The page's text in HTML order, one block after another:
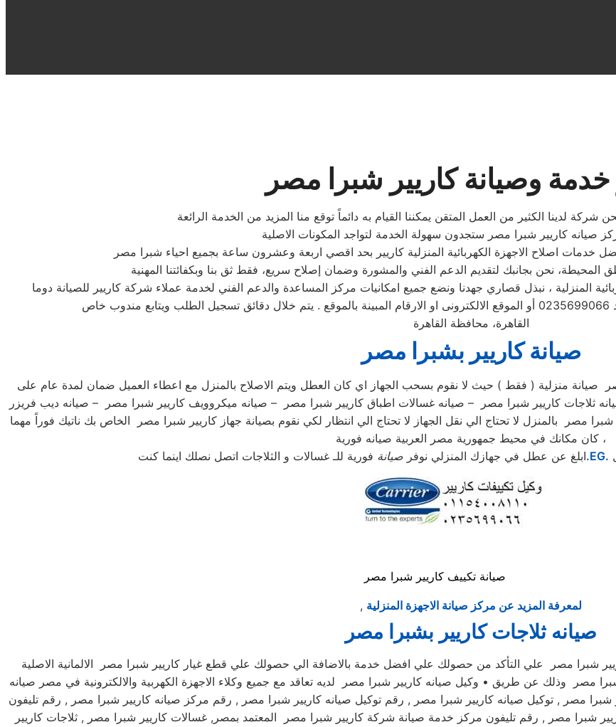
وصيانة كاريير شبرا مصر
لدينا الكثير من العمل المتقن يمكننا القيام به دائماً توقع منا المزيد من الخدمة الرائعة
القاهرة، محافظة القاهرة
صيانة كاريير بشبرا مصر
صيانة منزلية ( فقط ) حيث لا نقوم بسحب الجهاز اي كان العطل ويتم الاصلاح بالمنزل مع اعطاء العميل ضمان لمدة عام على
ثلاجات كاريير شبرا مصر – صيانه غسالات اطباق كاريير شبرا مصر – صيانه ميكروويف كاريير شبرا مصر – صيانه ديب فريزر
مصر بالمنزل لا تحتاج الي نقل الجهاز لا تحتاج الي انتظار لكي نقوم بصيانة جهاز كاريير شبرا مصر الخاص بك ناتيك فوراً مهما
كان مكانك في محيط جمهورية مصر العربية صيانه فورية ،
ابلغ عن عطل في جهازك المنزلي نوفر صيانة فورية للـ غسالات و الثلاجات اتصل نصلك اينما كنت .EG.
صيانة تكييف كاريير شبرا مصر
, لمعرفة المزيد عن مركز صيانة الاجهزة المنزلية
صيانه ثلاجات كاريير بشبرا مصر
شبرا مصر علي التأكد من حصولك علي افضل خدمة بالاضافة الي حصولك علي قطع غيار كاريير شبرا مصر الالمانية الاصلية
شبرا مصر وذلك عن طريق • وكيل صيانه كاريير شبرا مصر لديه تعاقد مع جميع وكلاء الاجهزة الكهربية والالكترونية في مصر صيانه
مصر , توكيل صيانه كاريير شبرا مصر , رقم توكيل صيانه كاريير شبرا مصر , رقم مركز صيانه كاريير شبرا مصر , رقم تليفون
شبرا مصر , رقم تليفون مركز خدمة صيانة شركة كاريير شبرا مصر المعتمد بمصر, غسالات كاريير شبرا مصر , ثلاجات كاريير